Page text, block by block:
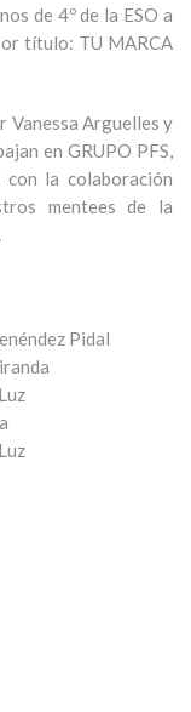
de 4º de la ESO a
título: TU MARCA
Vanessa Arguelles y
en GRUPO PFS,
con la colaboración
mentees de la
Pidal